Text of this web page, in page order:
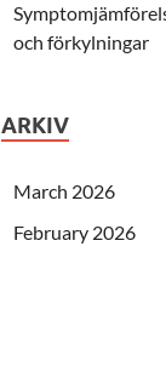
och förkylningar
ARKIV
March 2026
February 2026